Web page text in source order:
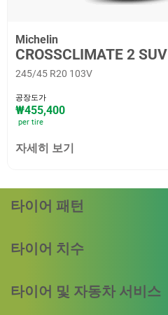
Michelin
CROSSCLIMATE 2 SUV
245/45 R20 103V
공장도가
₩455,400
per tire
자세히 보기
타이어 패턴
타이어 치수
타이어 및 자동차 서비스